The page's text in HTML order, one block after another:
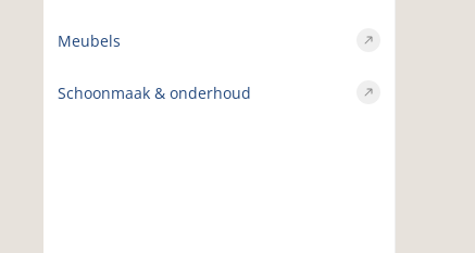
Meubels
Schoonmaak & onderhoud